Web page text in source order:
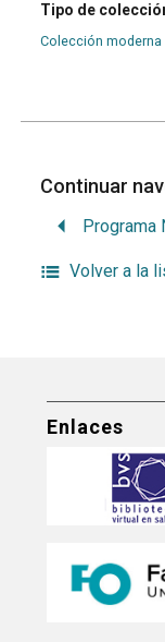
Tipo de
Colección moderna
Continuar
Volver a la
Enlaces